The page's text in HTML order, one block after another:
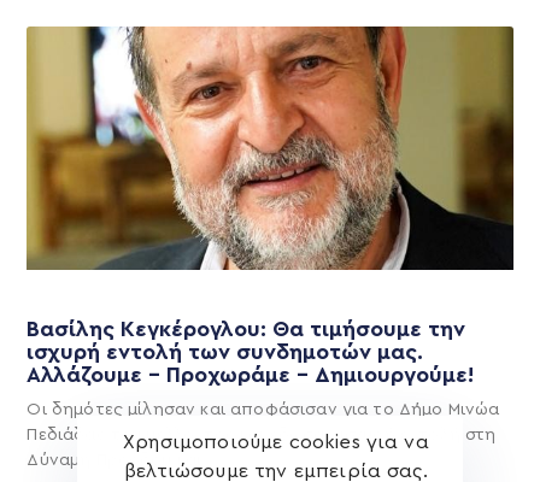
Βασίλης Κεγκέρογλου: Θα τιμήσουμε την
ισχυρή εντολή των συνδημοτών μας.
Αλλάζουμε – Προχωράμε – Δημιουργούμε!
Οι δημότες μίλησαν και αποφάσισαν για το Δήμο Μινώα
Πεδιάδας του μέλλοντος και έδωσαν ισχυρή εντολή στη
Δύναμη Προόδου και
Χρησιμοποιούμε cookies για να
βελτιώσουμε την εμπειρία σας.